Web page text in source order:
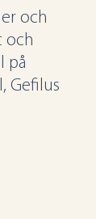
och
och
på
Gefilus